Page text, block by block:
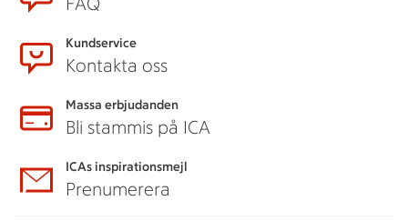
Kundservice
Kontakta oss
Massa erbjudanden
Bli stammis på ICA
ICAs inspirationsmejl
Prenumerera